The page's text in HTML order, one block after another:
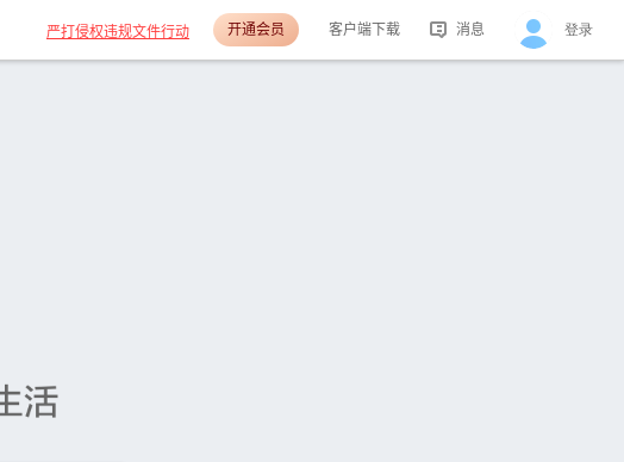
严打侵权违规文件行动 开通会员 客户端下载 消息 登录